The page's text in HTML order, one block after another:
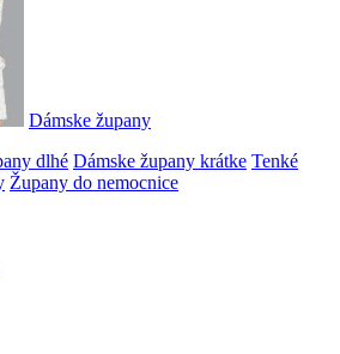
Dámske župany
dlhé Dámske župany krátke Tenké
Župany do nemocnice